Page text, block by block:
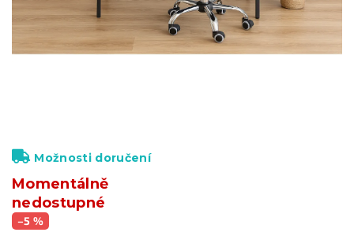
–5 %
Momentálně
nedostupné
Možnosti doručení